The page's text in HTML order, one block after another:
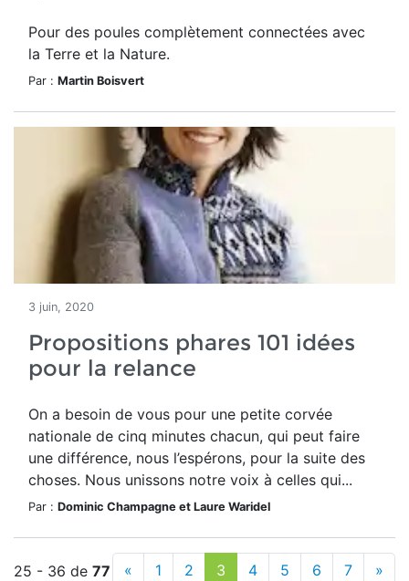
Pour des poules complètement connectées avec
la Terre et la Nature.
Par : Martin Boisvert
3 juin, 2020
Propositions phares 101 idées
pour la relance
On a besoin de vous pour une petite corvée
nationale de cinq minutes chacun, qui peut faire
une différence, nous l’espérons, pour la suite des
choses. Nous unissons notre voix à celles qui...
Par : Dominic Champagne et Laure Waridel
25 - 36 de 77 « 1 2 3 4 5 6 7 »